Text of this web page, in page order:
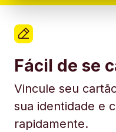
Fácil de se
Vincule seu
sua identidade e
rapidamente.